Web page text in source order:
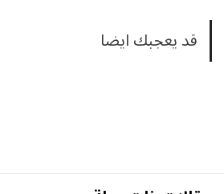
قد يعجبك ايضا